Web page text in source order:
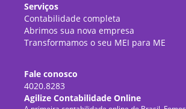
Serviços
Contabilidade completa
Abrimos sua nova empresa
Transformamos o seu MEI para ME
Fale conosco
4020.8283
Agilize Contabilidade Online